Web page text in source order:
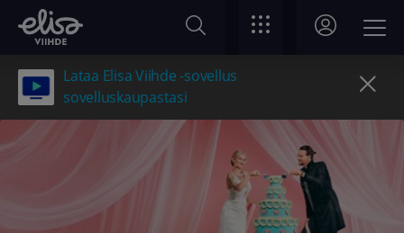
Lataa Elisa Viihde -sovellus
sovelluskaupastasi